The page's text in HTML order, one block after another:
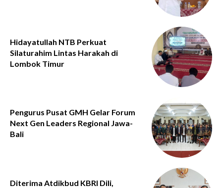
Hidayatullah NTB Perkuat
Silaturahim Lintas Harakah di
Lombok Timur
Pengurus Pusat GMH Gelar Forum
Next Gen Leaders Regional Jawa-
Bali
Diterima Atdikbud KBRI Dili,